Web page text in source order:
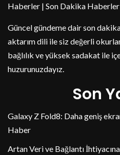
Haberler | Son Dakika Haberler
Güncel gündeme dair son
aktarım dili ile siz değerli
bağlılık ve yüksek sadakat ile
huzurunuzdayız.
Son
Galaxy Z Fold8: Daha geniş
Haber
Artan Veri ve Bağlantı